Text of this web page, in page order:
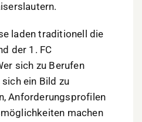
laden traditionell die
der 1. FC
sich zu Berufen
ein Bild zu
Anforderungsprofilen
machen